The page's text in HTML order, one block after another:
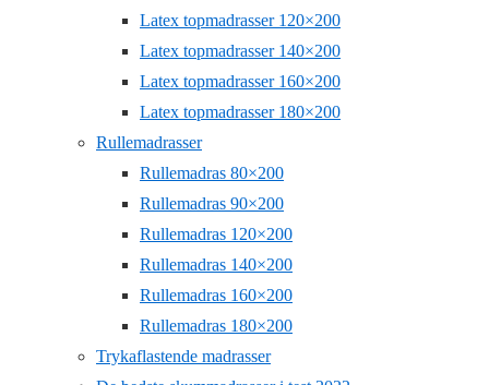
Latex topmadrasser 120×200
Latex topmadrasser 140×200
Latex topmadrasser 160×200
Latex topmadrasser 180×200
Rullemadrasser
Rullemadras 80×200
Rullemadras 90×200
Rullemadras 120×200
Rullemadras 140×200
Rullemadras 160×200
Rullemadras 180×200
Trykaflastende madrasser